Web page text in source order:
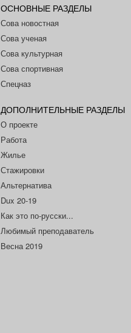
ОСНОВНЫЕ РАЗДЕЛЫ
Сова новостная
Сова ученая
Сова культурная
Сова спортивная
Спецназ
ДОПОЛНИТЕЛЬНЫЕ РАЗДЕЛЫ
О проекте
Работа
Жилье
Стажировки
Альтернатива
Dux 20-19
Как это по-русски...
Любимый преподаватель
Весна 2019